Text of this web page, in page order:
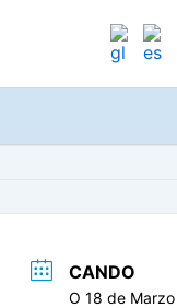
CANDO
O 18 de